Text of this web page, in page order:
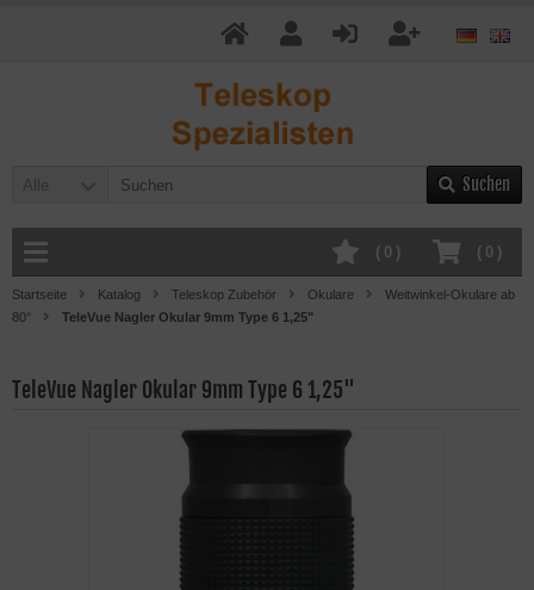
Alle Suchen
( 0 )
( 0 )
Startseite Katalog Teleskop Zubehör Okulare
Weitwinkel-Okulare ab
80°
TeleVue Nagler Okular 9mm Type 6 1,25"
TeleVue Nagler Okular 9mm Type 6 1,25"